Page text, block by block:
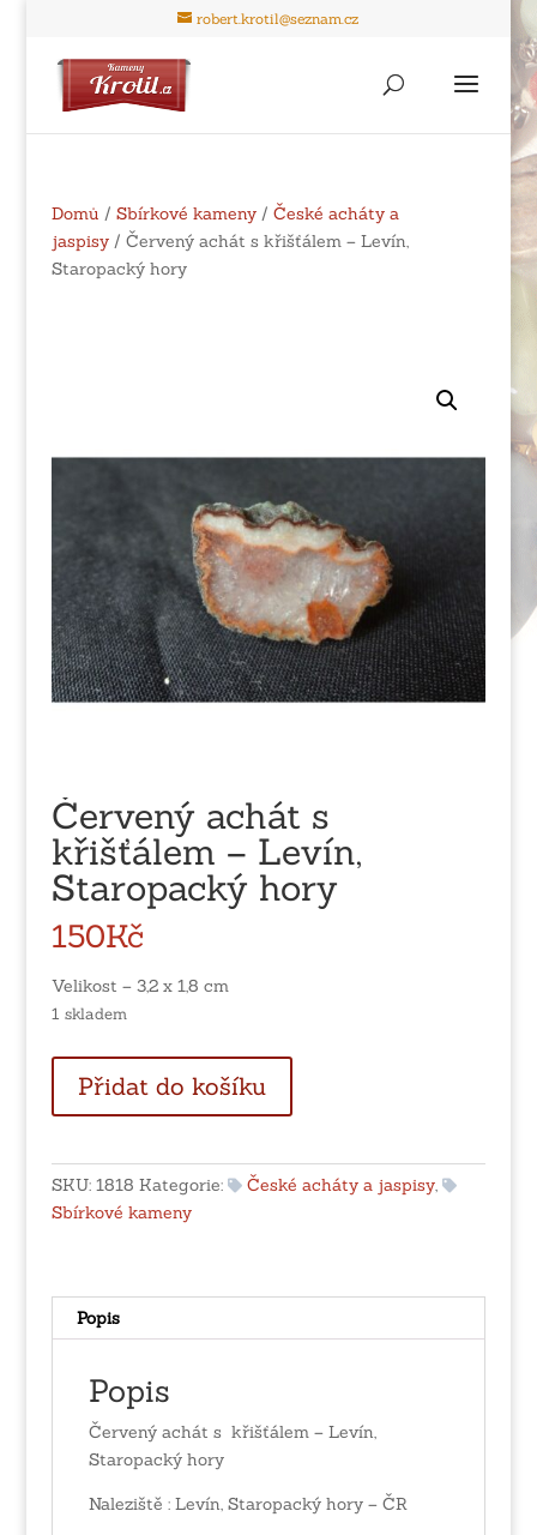
robert.krotil@seznam.cz
Domů / Sbírkové kameny/ České acháty a
jaspisy/ Červený achát s křišťálem – Levín,
Staropacký hory
Červený achát s
křišťálem – Levín,
Staropacký hory
150Kč
Velikost – 3,2 x 1,8 cm
1 skladem
achát
s
-
Levín,
Přidat do košíku
SKU: 1818 Kategorie: České acháty a jaspisy,
Sbírkové kameny
Popis
Popis
Červený achát s křišťálem – Levín,
Staropacký hory
Naleziště : Levín, Staropacký hory – ČR